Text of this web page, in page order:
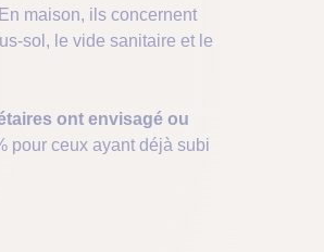
maison, ils concernent
sol, le vide sanitaire et le
ont envisagé ou
pour ceux ayant déjà subi